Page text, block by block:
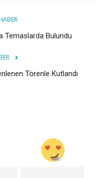
Temaslarda Bulundu
Törenle Kutlandı